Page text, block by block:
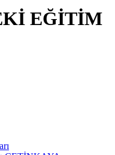
EĞİTİM